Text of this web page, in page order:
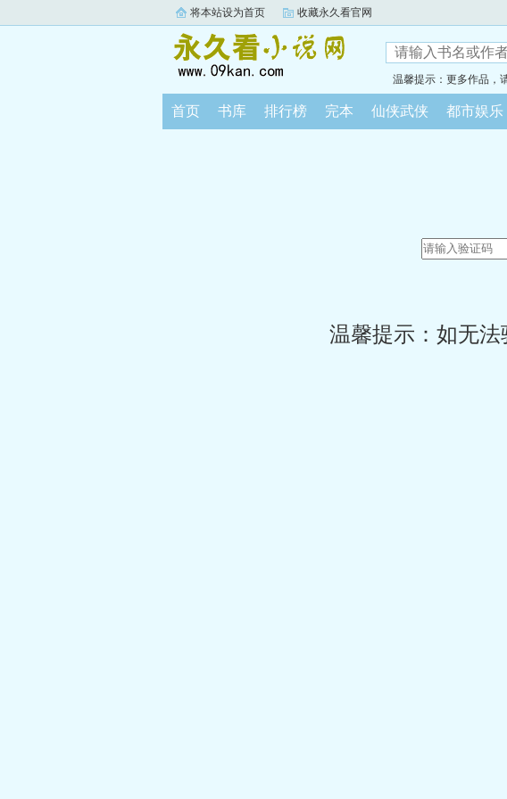
将本站设为首页 收藏永久看官网
温馨提示：更多作品，
首页 书库 排行榜 完本 仙侠武侠 都市娱乐
温馨提示：如无法